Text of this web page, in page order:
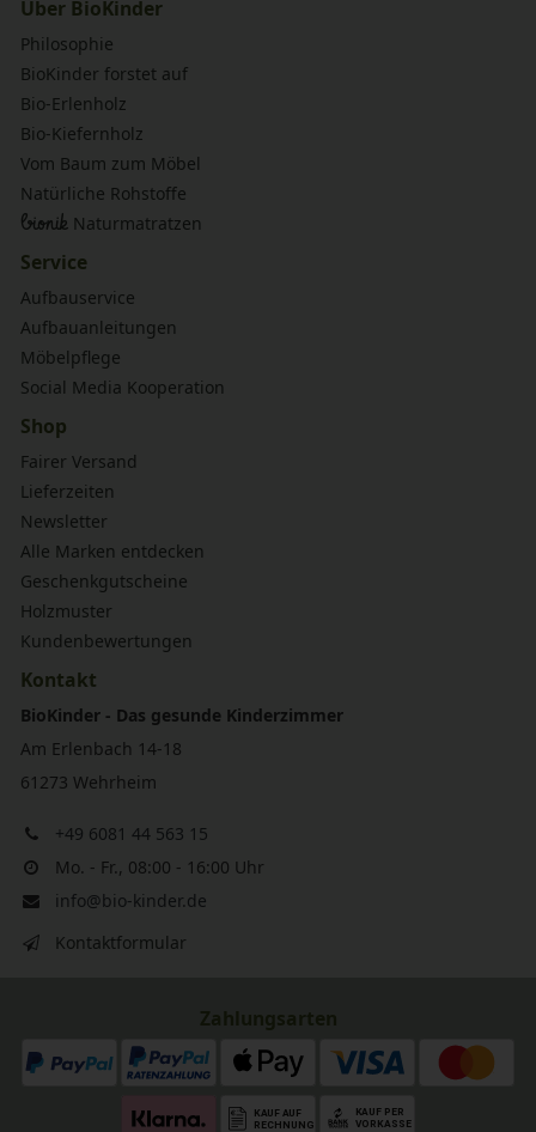
Über BioKinder
Philosophie
BioKinder forstet auf
Bio-Erlenholz
Bio-Kiefernholz
Vom Baum zum Möbel
Natürliche Rohstoffe
bionik Naturmatratzen
Service
Aufbauservice
Aufbauanleitungen
Möbelpflege
Social Media Kooperation
Shop
Fairer Versand
Lieferzeiten
Newsletter
Alle Marken entdecken
Geschenkgutscheine
Holzmuster
Kundenbewertungen
Kontakt
BioKinder - Das gesunde Kinderzimmer
Am Erlenbach 14-18
61273 Wehrheim
+49 6081 44 563 15
Mo. - Fr., 08:00 - 16:00 Uhr
info@bio-kinder.de
Kontaktformular
Zahlungsarten